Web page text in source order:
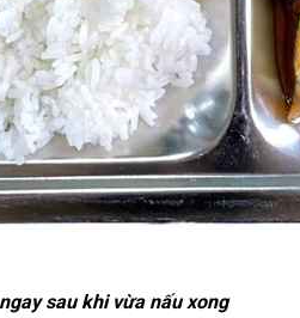
sau khi vừa nấu xong